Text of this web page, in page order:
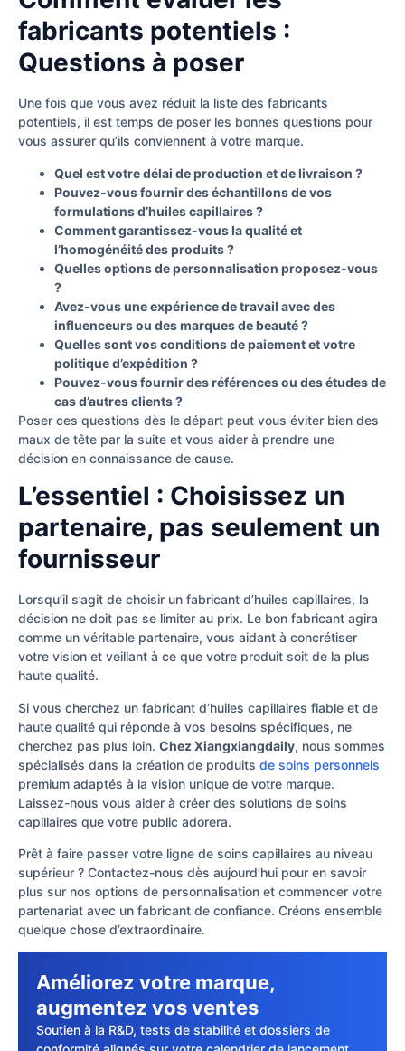
fabricants potentiels :
Questions à poser
Une fois que vous avez réduit la liste des fabricants
potentiels, il est temps de poser les bonnes questions pour
vous assurer qu’ils conviennent à votre marque.
Quel est votre délai de production et de livraison ?
Pouvez-vous fournir des échantillons de vos
formulations d’huiles capillaires ?
Comment garantissez-vous la qualité et
l’homogénéité des produits ?
Quelles options de personnalisation proposez-vous
?
Avez-vous une expérience de travail avec des
influenceurs ou des marques de beauté ?
Quelles sont vos conditions de paiement et votre
politique d’expédition ?
Pouvez-vous fournir des références ou des études de
cas d’autres clients ?
Poser ces questions dès le départ peut vous éviter bien des
maux de tête par la suite et vous aider à prendre une
décision en connaissance de cause.
L’essentiel : Choisissez un
partenaire, pas seulement un
fournisseur
Lorsqu’il s’agit de choisir un fabricant d’huiles capillaires, la
décision ne doit pas se limiter au prix. Le bon fabricant agira
comme un véritable partenaire, vous aidant à concrétiser
votre vision et veillant à ce que votre produit soit de la plus
haute qualité.
Si vous cherchez un fabricant d’huiles capillaires fiable et de
haute qualité qui réponde à vos besoins spécifiques, ne
cherchez pas plus loin. Chez Xiangxiangdaily, nous sommes
spécialisés dans la création de produits de soins personnels
premium adaptés à la vision unique de votre marque.
Laissez-nous vous aider à créer des solutions de soins
capillaires que votre public adorera.
Prêt à faire passer votre ligne de soins capillaires au niveau
supérieur ? Contactez-nous dès aujourd’hui pour en savoir
plus sur nos options de personnalisation et commencer votre
partenariat avec un fabricant de confiance. Créons ensemble
quelque chose d’extraordinaire.
Améliorez votre marque,
augmentez vos ventes
Soutien à la R&D, tests de stabilité et dossiers de